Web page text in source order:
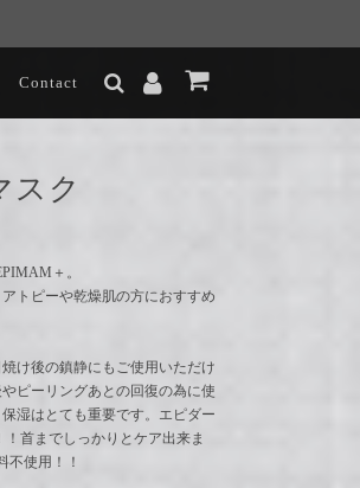
Contact
スク
＋。
トピーや乾燥肌の方におすすめ
け後の鎮静にもご使用いただけ
ピーリングあとの回復の為に使
湿はとても重要です。エピダー
首までしっかりとケア出来ま
不使用！！